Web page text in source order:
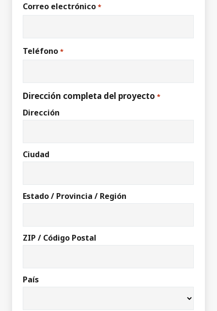
Correo electrónico *
Teléfono *
Dirección completa del proyecto *
Dirección
Ciudad
Estado / Provincia / Región
ZIP / Código Postal
País